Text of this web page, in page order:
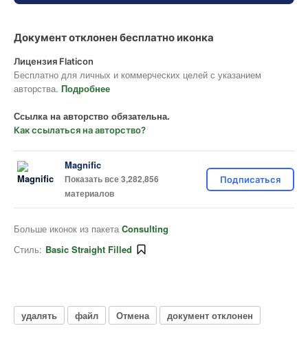
Документ отклонен бесплатно иконка
Лицензия Flaticon
Бесплатно для личных и коммерческих целей с указанием
авторства. Подробнее
Ссылка на авторство обязательна.
Как ссылаться на авторство?
Magnific
Показать все 3,282,856
материалов
Подписаться
Больше иконок из пакета Consulting
Стиль: Basic Straight Filled
удалять файл Отмена документ отклонен